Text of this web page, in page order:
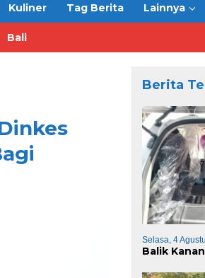
Kuliner Tag Berita Lainnya
Bali
Berita
Selasa, 4
Balik Kanan